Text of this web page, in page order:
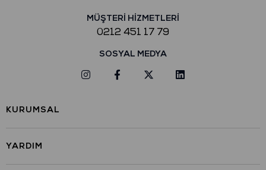
MÜŞTERİ HİZMETLERİ
0212 451 17 79
SOSYAL MEDYA
KURUMSAL
YARDIM